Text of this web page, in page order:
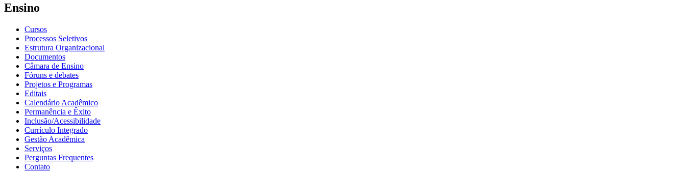
Ensino
Cursos
Processos Seletivos
Estrutura Organizacional
Documentos
Câmara de Ensino
Fóruns e debates
Projetos e Programas
Editais
Calendário Acadêmico
Permanência e Êxito
Inclusão/Acessibilidade
Currículo Integrado
Gestão Acadêmica
Serviços
Perguntas Frequentes
Contato